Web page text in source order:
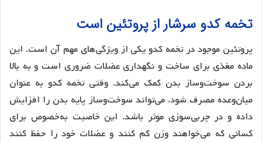
تخمه کدو سرشار از پروتئین است
پروتئین موجود در تخمه کدو یکی از ویژگی‌های مهم آن است. این
ماده مغذی برای ساخت و نگهداری عضلات ضروری است و به بالا
بردن سوخت‌وساز بدن کمک می‌کند. وقتی تخمه کدو به عنوان
میان‌وعده مصرف شود، می‌تواند سوخت‌وساز پایه بدن را افزایش
داده و در چربی‌سوزی موثر باشد. این خاصیت به‌خصوص برای
کسانی که می‌خواهند وزن کم کنند و عضلات خود را حفظ کنند